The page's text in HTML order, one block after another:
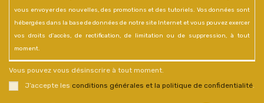
vous envoyer des nouvelles, des promotions et des tutoriels. Vos données sont
hébergées dans la base de données de notre site Internet et vous pouvez exercer
vos droits d'accès, de rectification, de limitation ou de suppression, à tout
moment.
Vous pouvez vous désinscrire à tout moment.
J’accepte les conditions générales et la politique de confidentialité.